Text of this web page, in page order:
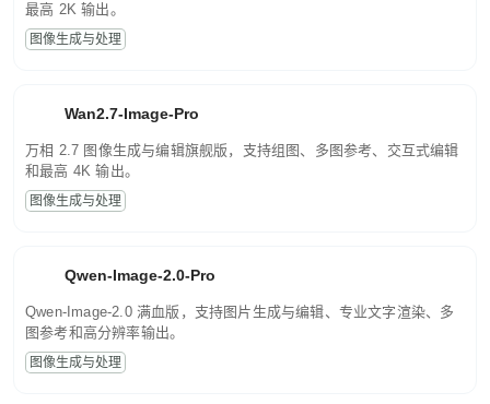
最高 2K 输出。
图像生成与处理
Wan2.7-Image-Pro
万相 2.7 图像生成与编辑旗舰版，支持组图、多图参考、交互式编辑
和最高 4K 输出。
图像生成与处理
Qwen-Image-2.0-Pro
Qwen-Image-2.0 满血版，支持图片生成与编辑、专业文字渲染、多
图参考和高分辨率输出。
图像生成与处理